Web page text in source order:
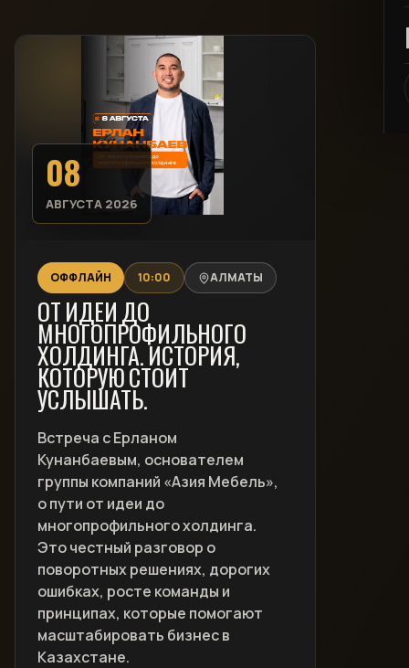
08
АВГУСТА 2026
ОФФЛАЙН 10:00 АЛМАТЫ
ОТ ИДЕИ ДО
МНОГОПРОФИЛЬНОГО
ХОЛДИНГА. ИСТОРИЯ,
КОТОРУЮ СТОИТ
УСЛЫШАТЬ.
Встреча с Ерланом
Кунанбаевым, основателем
группы компаний «Азия Мебель»,
о пути от идеи до
многопрофильного холдинга.
Это честный разговор о
поворотных решениях, дорогих
ошибках, росте команды и
принципах, которые помогают
масштабировать бизнес в
Казахстане.